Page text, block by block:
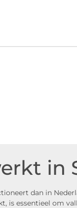
in
dan in
is essentieel om